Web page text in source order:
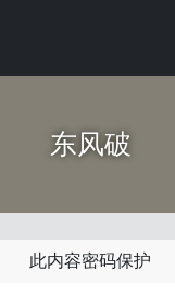
东风破
此内容密码保护